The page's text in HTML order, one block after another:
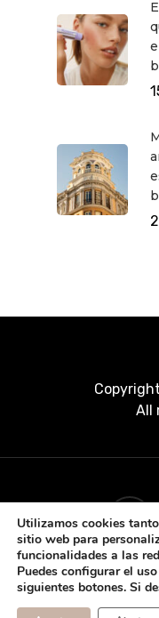
All
Utilizamos cookies
sitio web para
funcionalidades a las
Puedes configurar el
siguientes botones. Si